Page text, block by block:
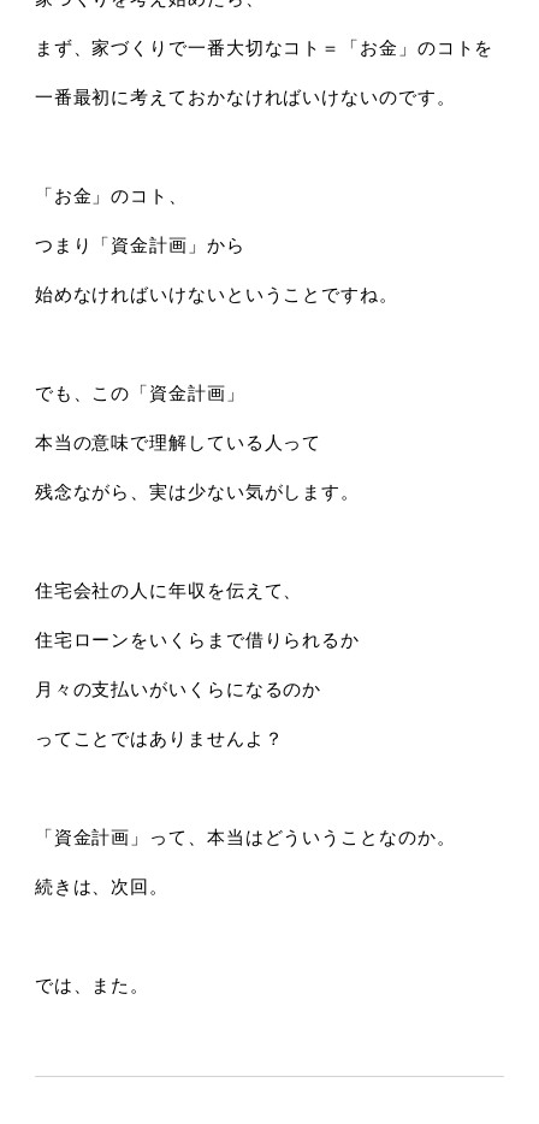
まず、家づくりで一番大切なコト＝「お金」のコトを
一番最初に考えておかなければいけないのです。
「お金」のコト、
つまり「資金計画」から
始めなければいけないということですね。
でも、この「資金計画」
本当の意味で理解している人って
残念ながら、実は少ない気がします。
住宅会社の人に年収を伝えて、
住宅ローンをいくらまで借りられるか
月々の支払いがいくらになるのか
ってことではありませんよ？
「資金計画」って、本当はどういうことなのか。
続きは、次回。
では、また。